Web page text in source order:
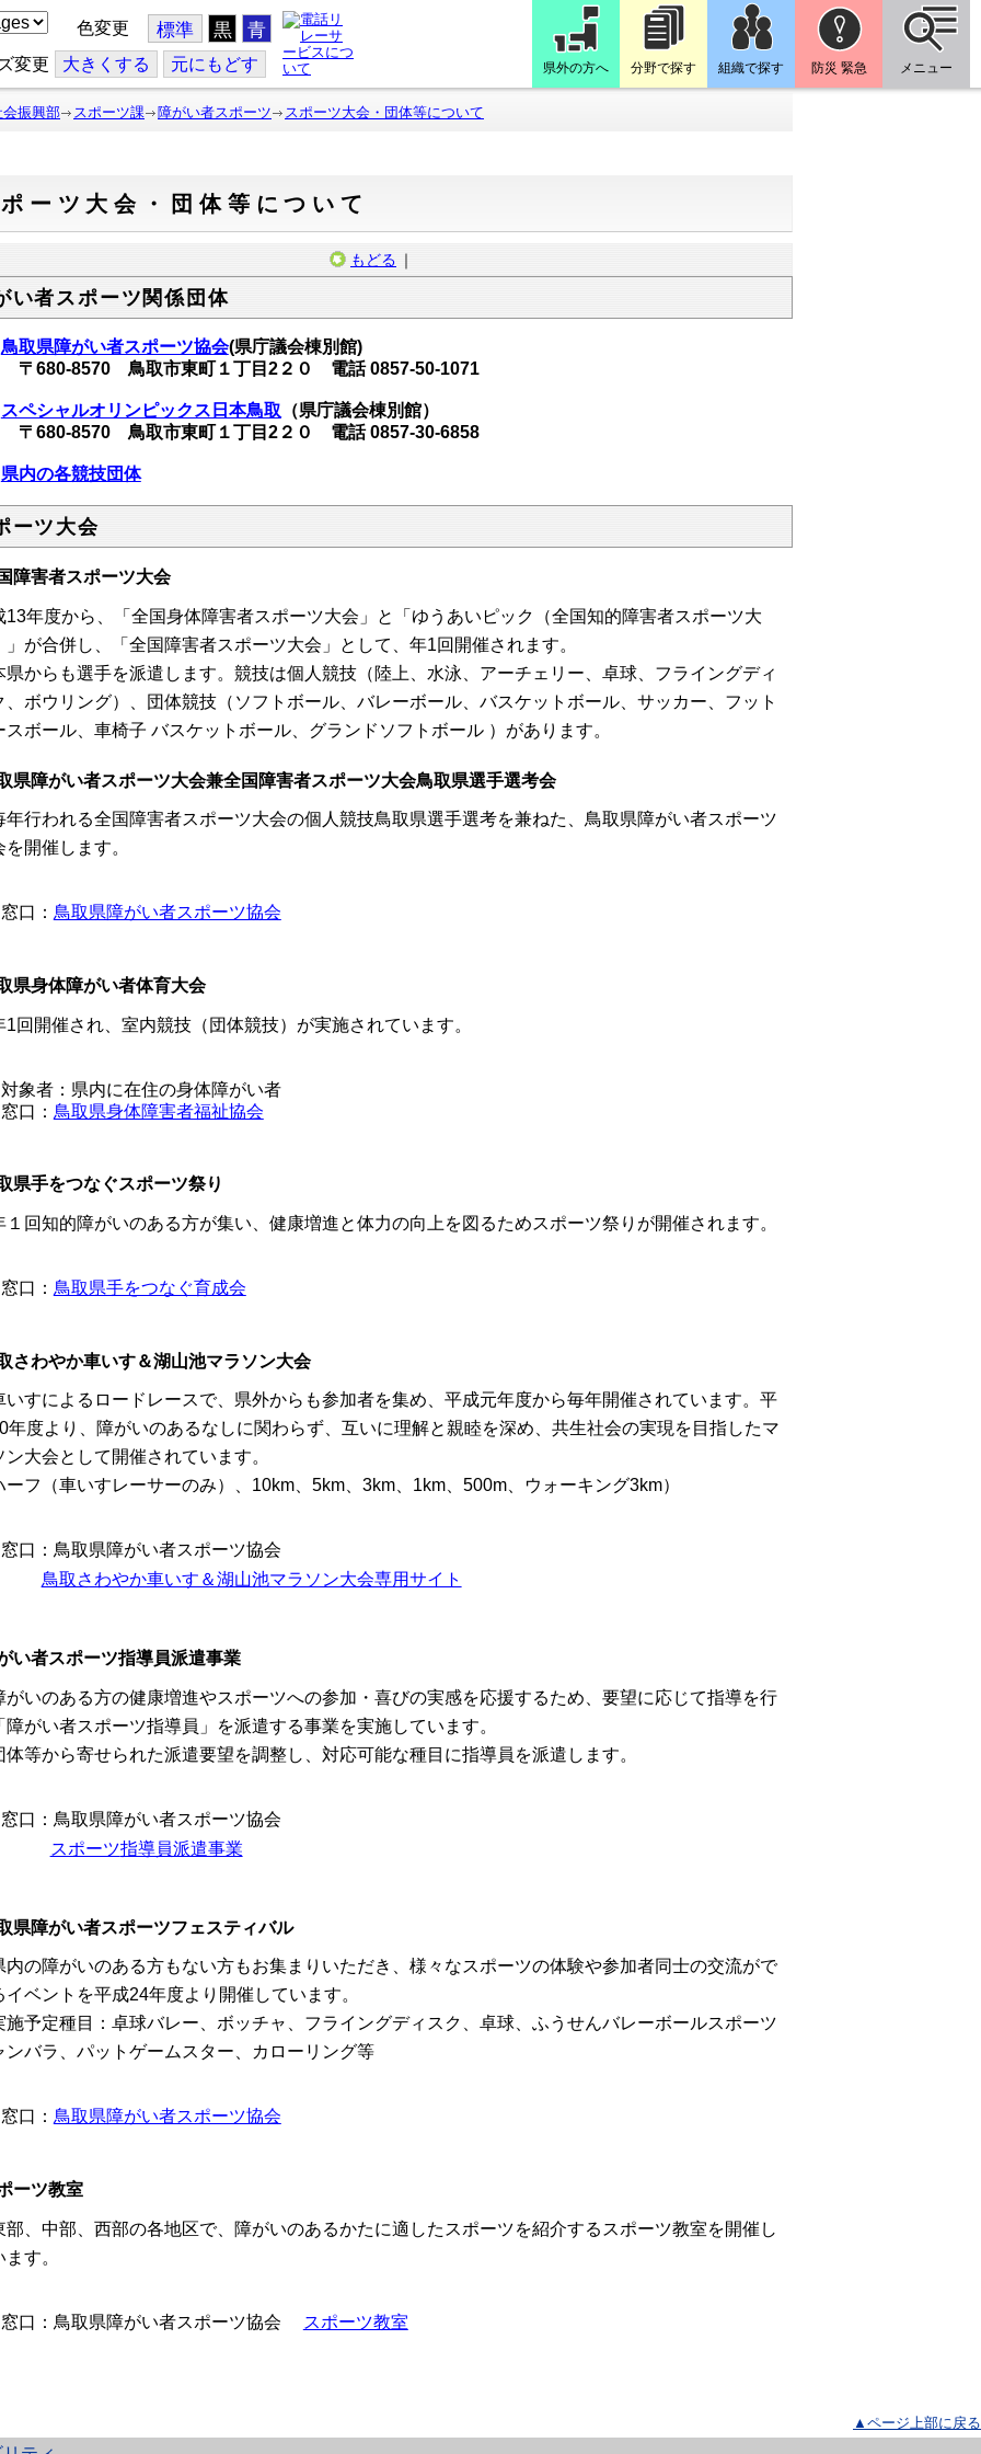
色変更 標準 黒 青
変更 大きくする 元にもどす 県外の方へ 分野で探す 組織で探す 防災 緊急 メニュー
会振興部 スポーツ課 障がい者スポーツ スポーツ大会・団体等について
ーツ大会・団体等について
もどる ｜
い者スポーツ関係団体
鳥取県障がい者スポーツ協会(県庁議会棟別館)
〒680-8570 鳥取市東町１丁目2２０ 電話 0857-50-1071
スペシャルオリンピックス日本鳥取 （県庁議会棟別館）
〒680-8570 鳥取市東町１丁目2２０ 電話 0857-30-6858
県内の各競技団体
ーツ大会
障害者スポーツ大会
13年度から、「全国身体障害者スポーツ大会」と「ゆうあいピック（全国知的障害者スポーツ大
」が合併し、「全国障害者スポーツ大会」として、年1回開催されます。
からも選手を派遣します。競技は個人競技（陸上、水泳、アーチェリー、卓球、フライングディ
、ボウリング）、団体競技（ソフトボール、バレーボール、バスケットボール、サッカー、フット
スボール、車椅子 バスケットボール、グランドソフトボール ）があります。
県障がい者スポーツ大会兼全国障害者スポーツ大会鳥取県選手選考会
行われる全国障害者スポーツ大会の個人競技鳥取県選手選考を兼ねた、鳥取県障がい者スポーツ
を開催します。
窓口： 鳥取県障がい者スポーツ協会
県身体障がい者体育大会
回開催され、室内競技（団体競技）が実施されています。
対象者：県内に在住の身体障がい者
窓口： 鳥取県身体障害者福祉協会
県手をつなぐスポーツ祭り
回知的障がいのある方が集い、健康増進と体力の向上を図るためスポーツ祭りが開催されます。
窓口： 鳥取県手をつなぐ育成会
さわやか車いす＆湖山池マラソン大会
すによるロードレースで、県外からも参加者を集め、平成元年度から毎年開催されています。平
年度より、障がいのあるなしに関わらず、互いに理解と親睦を深め、共生社会の実現を目指したマ
ン大会として開催されています。
ーフ（車いすレーサーのみ）、10km、5km、3km、1km、500m、ウォーキング3km）
窓口：鳥取県障がい者スポーツ協会
鳥取さわやか車いす＆湖山池マラソン大会専用サイト
い者スポーツ指導員派遣事業
いのある方の健康増進やスポーツへの参加・喜びの実感を応援するため、要望に応じて指導を行
障がい者スポーツ指導員」を派遣する事業を実施しています。
等から寄せられた派遣要望を調整し、対応可能な種目に指導員を派遣します。
窓口：鳥取県障がい者スポーツ協会
スポーツ指導員派遣事業
県障がい者スポーツフェスティバル
の障がいのある方もない方もお集まりいただき、様々なスポーツの体験や参加者同士の交流がで
イベントを平成24年度より開催しています。
予定種目：卓球バレー、ボッチャ、フライングディスク、卓球、ふうせんバレーボールスポーツ
ンバラ、パットゲームスター、カローリング等
窓口： 鳥取県障がい者スポーツ協会
ーツ教室
、中部、西部の各地区で、障がいのあるかたに適したスポーツを紹介するスポーツ教室を開催し
す。
窓口：鳥取県障がい者スポーツ協会 スポーツ教室
▲ページ上部に戻る